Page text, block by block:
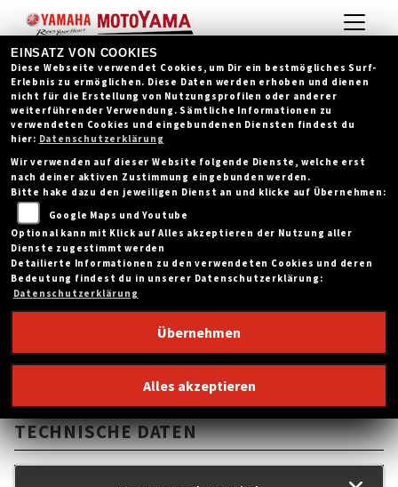
YAMAHA YFZ50 (2025)
TECHNISCHE DATEN
EINSATZ VON COOKIES
Diese Webseite verwendet Cookies, um Dir ein bestmögliches Surf-
Erlebnis zu ermöglichen. Diese Daten werden erhoben und dienen
nicht für die Erstellung von Nutzungsprofilen oder anderer
weiterführender Verwendung. Sämtliche Informationen zu
verwendeten Cookies und eingebundenen Diensten findest du
hier: Datenschutzerklärung
Wir verwenden auf dieser Website folgende Dienste, welche erst
nach deiner aktiven Zustimmung eingebunden werden.
Bitte hake dazu den jeweiligen Dienst an und klicke auf Übernehmen:
Google Maps und Youtube
Optional kann mit Klick auf Alles akzeptieren der Nutzung aller
Dienste zugestimmt werden
Detailierte Informationen zu den verwendeten Cookies und deren
Bedeutung findest du in unserer Datenschutzerklärung:
Datenschutzerklärung
Übernehmen
Alles akzeptieren